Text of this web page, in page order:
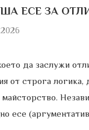
ЕСЕ ЗА
да заслужи
от строга логика,
майсторство.
есе